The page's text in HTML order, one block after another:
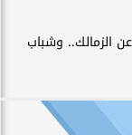
الزمالك.. وشباب